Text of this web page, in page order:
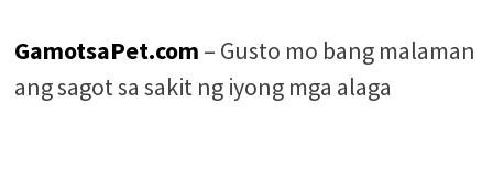
GamotsaPet.com – Gusto mo bang malaman
ang sagot sa sakit ng iyong mga alaga